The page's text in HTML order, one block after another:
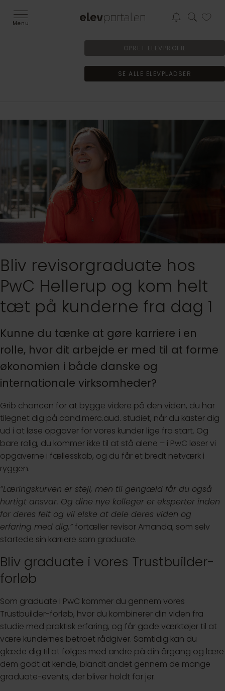
Menu
OPRET ELEVPROFIL
SE ALLE ELEVPLADSER
Bliv revisorgraduate hos
PwC Hellerup og kom helt
tæt på kunderne fra dag 1
Kunne du tænke at gøre karriere i en
rolle, hvor dit arbejde er med til at forme
økonomien i både danske og
internationale virksomheder?
Grib chancen for at bygge videre på den viden, du har
tilegnet dig på cand.merc.aud. studiet, når du kaster dig
ud i at løse opgaver for vores kunder lige fra start. Og
bare rolig, du kommer ikke til at stå alene – i PwC løser vi
opgaverne i fællesskab, og du får et bredt netværk i
ryggen.
”Læringskurven er stejl, men til gengæld får du også
hurtigt ansvar. Og dine nye kolleger er eksperter inden
for deres felt og vil elske at dele deres viden og
erfaring med dig,” fortæller revisor Amanda, som selv
startede sin karriere som graduate.
Bliv graduate i vores Trustbuilder-
forløb
Som graduate i PwC kommer du gennem vores
Trustbuilder-forløb, hvor du kombinerer din viden fra
studie med praktisk erfaring, og får gode værktøjer til at
være kundernes betroet rådgiver. Samtidig kan du
glæde dig til at følges med andre på din årgang og lære
dem godt at kende, blandt andet gennem de mange
graduate-events, der bliver holdt for jer.